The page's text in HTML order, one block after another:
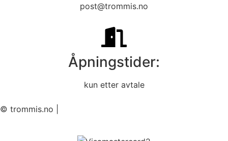
post@trommis.no
Åpningstider:
kun etter avtale
© trommis.no |